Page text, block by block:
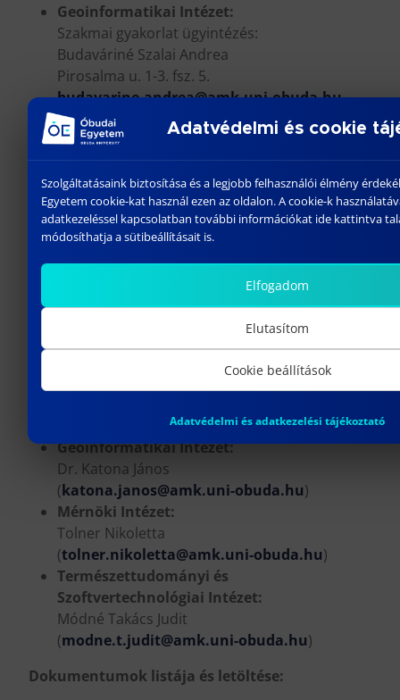
Geoinformatikai Intézet:
Szakmai gyakorlat ügyintézés:
Budaváriné Szalai Andrea
Pirosalma u. 1-3. fsz. 5.
budavarine.andrea@amk.uni-obuda.hu
Szakdolgozat, záróvizsga, egyebek:
Czinkon-Léber Judit
Budai út 43. S/104.
czinkon.leber.judit@uni-obuda.hu
Mérnöki Intézet:
Trenka-Pup Gabriella
Budai út 45. F/115.
trenka.pup.gabriella@uni-obuda.hu
Szoftvertechnológiai Intézet
Budai út 45. F/115. (robotlaborral szemben)
sasvari.szilvia@amk.uni-obuda.hu
Geoinformatikai Intézet:
Dr. Katona János
(katona.janos@amk.uni-obuda.hu)
Mérnöki Intézet:
Tolner Nikoletta
(tolner.nikoletta@amk.uni-obuda.hu)
Természettudományi és
Szoftvertechnológiai Intézet:
Módné Takács Judit
(modne.t.judit@amk.uni-obuda.hu)
Dokumentumok listája és letöltése:
Adatvédelmi és cookie
Szolgáltatásaink biztosítása és a legjobb felhasználói élmény
Egyetem cookie-kat használ ezen az oldalon. A cookie-k
adatkezeléssel kapcsolatban további információkat ide kattintva
módosíthatja a sütibeállításait is.
Elfogadom
Elutasítom
Cookie beállítások
Adatvédelmi és adatkezelési tájékoztató